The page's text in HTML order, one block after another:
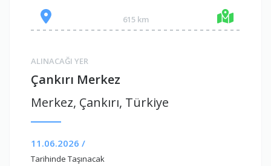
615 km
ALINACAĞI YER
Çankırı Merkez
Merkez, Çankırı, Türkiye
11.06.2026 /
Tarihinde Taşınacak